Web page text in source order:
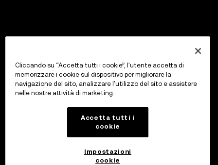
Cliccando su “Accetta tutti i cookie”, l'utente accetta di
memorizzare i cookie sul dispositivo per migliorare la
navigazione del sito, analizzare l'utilizzo del sito e assistere
nelle nostre attività di marketing.
Accetta tutti i
cookie
Impostazioni
cookie